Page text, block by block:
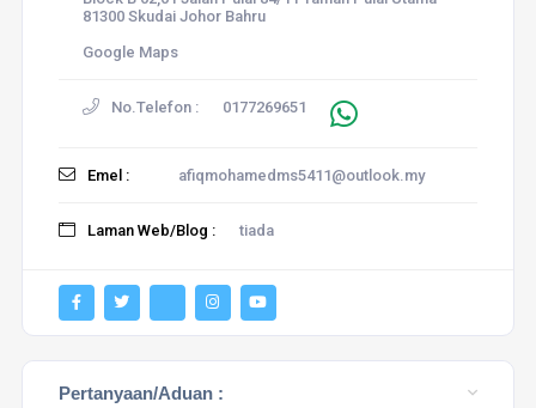
81300 Skudai Johor Bahru
Google Maps
No.Telefon : 0177269651
Emel : afiqmohamedms5411@outlook.my
Laman Web/Blog : tiada
Pertanyaan/Aduan :